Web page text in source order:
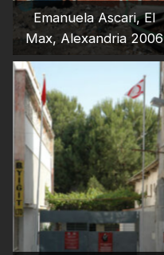
Emanuela Ascari, El
Max, Alexandria 2006